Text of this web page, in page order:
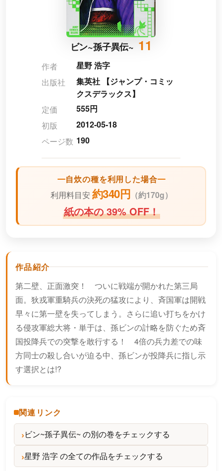
ビン~孫子異伝~ 11
作者
星野 浩字
出版社
集英社 【ジャンプ・コミッ
クスデラックス】
定価
555円
初版
2012-05-18
ページ数 190
自炊の種を利用した場合
利用料目安 約340円 （約170g）
紙の本の 39% OFF！
作品紹介
第二壁、正面激突！ ついに戦端が開かれた第三局
面。狄戎軍重騎兵の決死の猛攻により、斉国軍は開戦
早々に第一壁を失ってしまう。さらに追い打ちをかけ
る侵攻軍総大将・単于は、孫ビンの計略を防ぐため斉
国投降兵での突撃を敢行する！ 4倍の兵力差での味
方同士の殺し合いが迫る中、孫ビンが投降兵に指し示
す選択とは!?
関連リンク
ビン~孫子異伝~ の別の巻をチェックする
星野 浩字 の全ての作品をチェックする